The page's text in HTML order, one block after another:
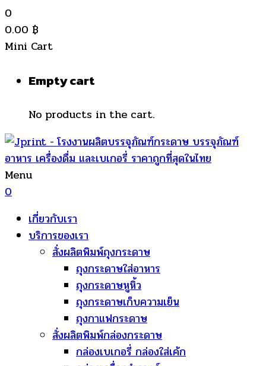
0
0.00 ฿
Mini Cart
Empty cart
No products in the cart.
Menu
0
เกี่ยวกับเรา
บริการของเรา
สั่งผลิตพิมพ์ถุงกระดาษ
ถุงกระดาษใส่อาหาร
ถุงกระดาษหูหิ้ว
ถุงกระดาษเก็บความเย็น
ถุงกาแฟกระดาษ
สั่งผลิตพิมพ์กล่องกระดาษ
กล่องเบเกอรี่ กล่องใส่เค้ก